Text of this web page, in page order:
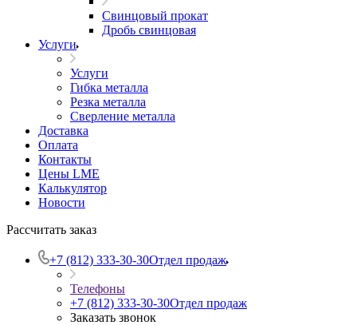
Свинцовый прокат
Дробь свинцовая
Услуги
Услуги
Гибка металла
Резка металла
Сверление металла
Доставка
Оплата
Контакты
Цены LME
Калькулятор
Новости
Рассчитать заказ
+7 (812) 333-30-30Отдел продаж
Телефоны
+7 (812) 333-30-30Отдел продаж
Заказать звонок